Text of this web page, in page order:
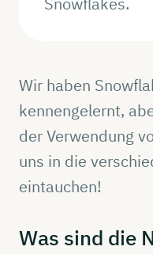
Wir haben
kennengelernt,
der Verwendung
uns in die
eintauchen!
Was sind die